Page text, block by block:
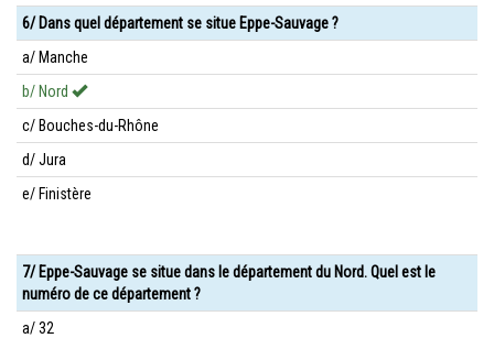
6/ Dans quel département se situe Eppe-Sauvage ?
a/ Manche
b/ Nord
c/ Bouches-du-Rhône
d/ Jura
e/ Finistère
7/ Eppe-Sauvage se situe dans le département du Nord. Quel est le
numéro de ce département ?
a/ 32